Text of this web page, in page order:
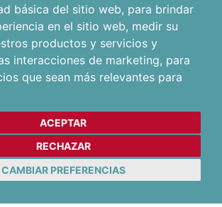
básica del sitio web, para brindar
en el sitio web, medir su
productos y servicios y
interacciones de marketing, para
que sean más relevantes para
ACEPTAR
RECHAZAR
CAMBIAR PREFERENCIAS